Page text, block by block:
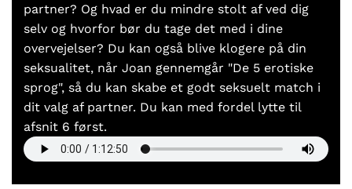
partner? Og hvad er du mindre stolt af ved dig
selv og hvorfor bør du tage det med i dine
overvejelser? Du kan også blive klogere på din
seksualitet, når Joan gennemgår "De 5 erotiske
sprog", så du kan skabe et godt seksuelt match i
dit valg af partner. Du kan med fordel lytte til
afsnit 6 først.